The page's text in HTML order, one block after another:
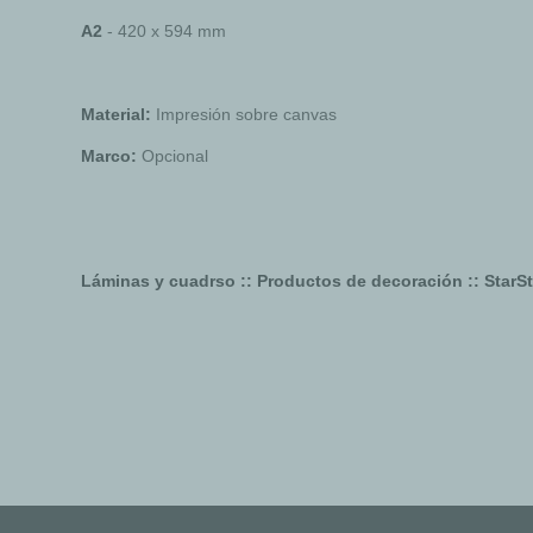
A2 - 420 x 594 mm
Material: Impresión sobre canvas
Marco:Opcional
Láminas y cuadrso :: Productos de decoración ::